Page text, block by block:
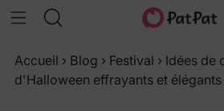
Accueil › Blog › Festival › Idées de
d'Halloween effrayants et